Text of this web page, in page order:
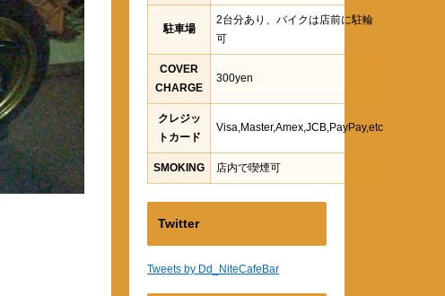
駐車場
2台分あり、バイクは店前に駐輪
可
COVER
CHARGE
300yen
クレジッ
トカード
Visa,Master,Amex,JCB,PayPay,etc
SMOKING 店内で喫煙可
Twitter
Tweets by Dd_NiteCafeBar